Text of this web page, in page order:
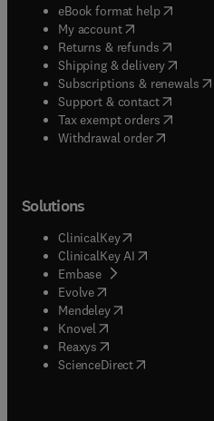
eBook format help( opens in
My account( opens in new
Returns & refunds( opens in
Shipping & delivery(opens
Subscriptions & renewals(
Support & contact( opens in
Tax exempt orders( opens in
Withdrawal order
Solutions
ClinicalKey(opens in new
ClinicalKey AI opens in new
Embase( opens in new tab/
Evolve(opens in new tab/
Mendeley( opens in new tab/
Knovel (opens in new tab/
Reaxys (opens in new tab/
ScienceDirect(opens in new